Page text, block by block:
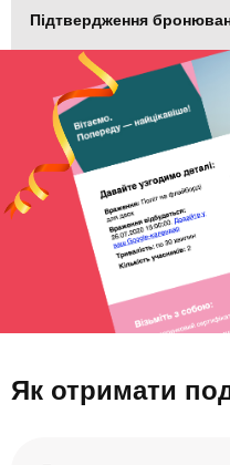
Підтвердження
Як отримати